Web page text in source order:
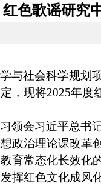
红色歌谣研究
与社会科学规划
，现将2025年度
领会习近平总书
政治理论课改革
育常态化长效化
挥红色文化成风